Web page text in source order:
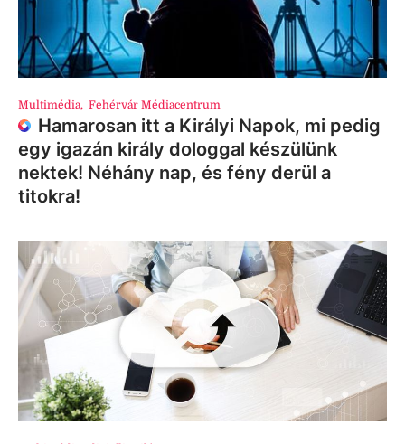
Multimédia, Fehérvár Médiacentrum
Hamarosan itt a Királyi Napok, mi pedig
egy igazán király dologgal készülünk
nektek! Néhány nap, és fény derül a
titokra!